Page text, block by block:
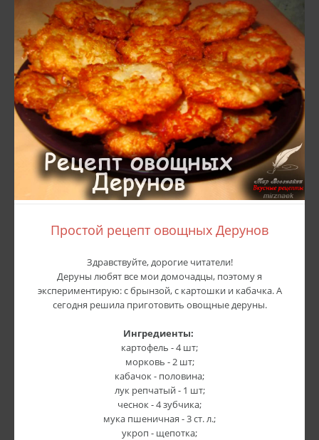
Простой рецепт овощных Дерунов
Здравствуйте, дорогие читатели!
Деруны любят все мои домочадцы, поэтому я
экспериментирую: с брынзой, с картошки и кабачка. А
сегодня решила приготовить овощные деруны.
Ингредиенты:
картофель - 4 шт;
морковь - 2 шт;
кабачок - половина;
лук репчатый - 1 шт;
чеснок - 4 зубчика;
мука пшеничная - 3 ст. л.;
укроп - щепотка;